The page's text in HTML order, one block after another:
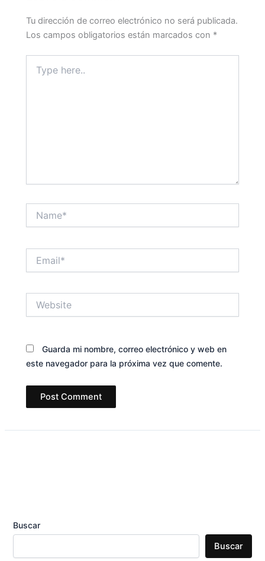
Tu dirección de correo electrónico no será publicada.
Los campos obligatorios están marcados con *
here..
Guarda mi nombre, correo electrónico y web en
este navegador para la próxima vez que comente.
Buscar
Buscar